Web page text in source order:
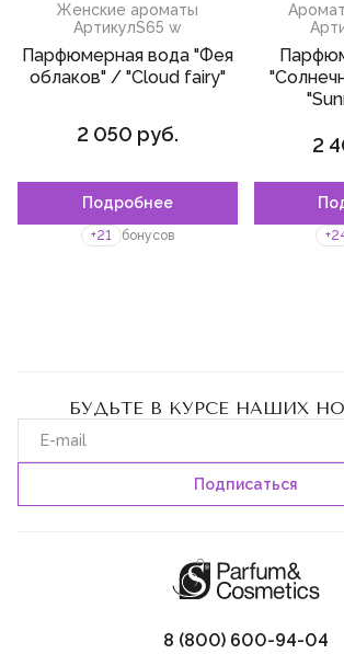
Женские ароматы
АртикулS65 w
Парфюмерная вода "Фея
облаков" / "Cloud fairy"
2 050 руб.
Подробнее
+21 бонусов
2
БУДЬТЕ В КУРСЕ НАШИХ
8 (800) 600-94-04